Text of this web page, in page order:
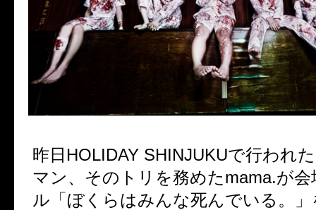
昨日HOLIDAY SHINJUKUで行われ
マン、そのトリを務めたmama.が
ル「ぼくらはみんな死んでいる。